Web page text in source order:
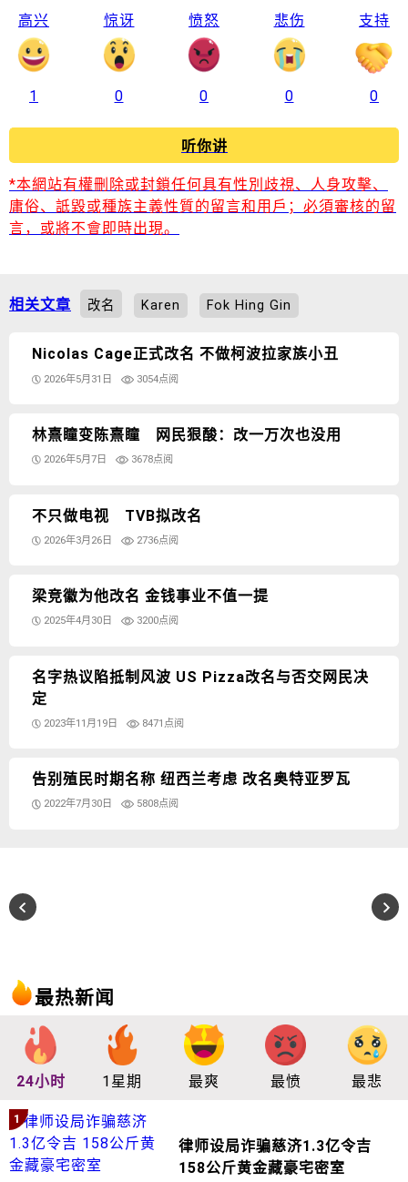
高兴
1
惊讶
0
愤怒
0
悲伤
0
支持
0
听你讲
*本網站有權刪除或封鎖任何具有性別歧視、人身攻擊、
庸俗、詆毀或種族主義性質的留言和用戶；必須審核的留
言，或將不會即時出現。
相关文章 改名 Karen Fok Hing Gin
Nicolas Cage正式改名 不做柯波拉家族小丑
2026年5月31日 3054点阅
林熹瞳变陈熹瞳 网民狠酸：改一万次也没用
2026年5月7日 3678点阅
不只做电视 TVB拟改名
2026年3月26日 2736点阅
梁竞徽为他改名 金钱事业不值一提
2025年4月30日 3200点阅
名字热议陷抵制风波 US Pizza改名与否交网民决
定
2023年11月19日 8471点阅
告别殖民时期名称 纽西兰考虑 改名奥特亚罗瓦
2022年7月30日 5808点阅
最热新闻
24小时 1星期 最爽 最愤 最悲
1
律师设局诈骗慈济1.3亿令吉
158公斤黄金藏豪宅密室